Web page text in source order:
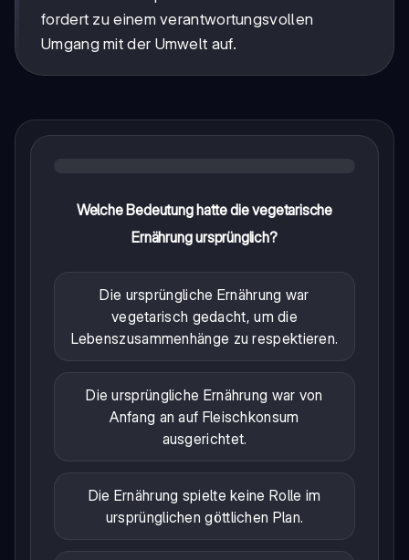
fordert zu einem verantwortungsvollen
Umgang mit der Umwelt auf.
Welche Bedeutung hatte die vegetarische
Ernährung ursprünglich?
Die ursprüngliche Ernährung war
vegetarisch gedacht, um die
Lebenszusammenhänge zu respektieren.
Die ursprüngliche Ernährung war von
Anfang an auf Fleischkonsum
ausgerichtet.
Die Ernährung spielte keine Rolle im
ursprünglichen göttlichen Plan.